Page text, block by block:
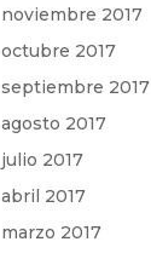
noviembre 2017
octubre 2017
septiembre 2017
agosto 2017
julio 2017
abril 2017
marzo 2017